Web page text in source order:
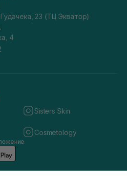
Гудачека, 23 (ТЦ Экватор)
4
Sisters Skin
Cosmetology